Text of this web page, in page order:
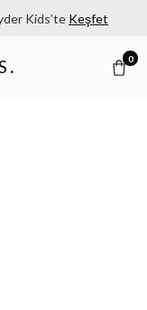
Kids’te Keşfet
. 0